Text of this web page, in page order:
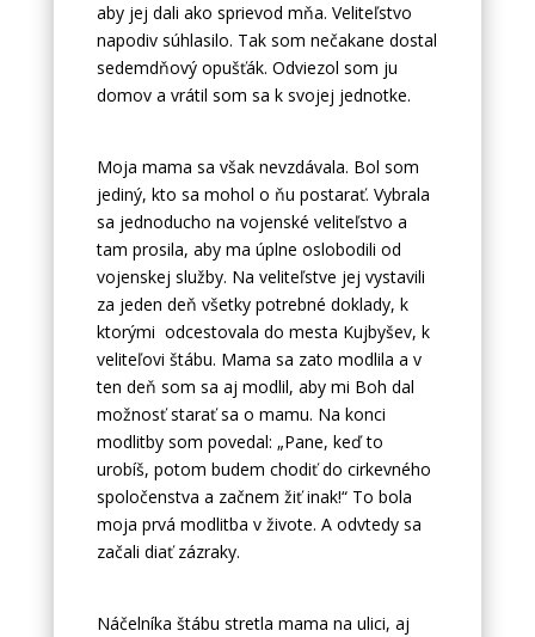
aby jej dali ako sprievod mňa. Veliteľstvo
napodiv súhlasilo. Tak som nečakane dostal
sedemdňový opušťák. Odviezol som ju
domov a vrátil som sa k svojej jednotke.
Moja mama sa však nevzdávala. Bol som
jediný, kto sa mohol o ňu postarať. Vybrala
sa jednoducho na vojenské veliteľstvo a
tam prosila, aby ma úplne oslobodili od
vojenskej služby. Na veliteľstve jej vystavili
za jeden deň všetky potrebné doklady, k
ktorými odcestovala do mesta Kujbyšev, k
veliteľovi štábu. Mama sa zato modlila a v
ten deň som sa aj modlil, aby mi Boh dal
možnosť starať sa o mamu. Na konci
modlitby som povedal: „Pane, keď to
urobíš, potom budem chodiť do cirkevného
spoločenstva a začnem žiť inak!“ To bola
moja prvá modlitba v živote. A odvtedy sa
začali diať zázraky.
Náčelníka štábu stretla mama na ulici, aj